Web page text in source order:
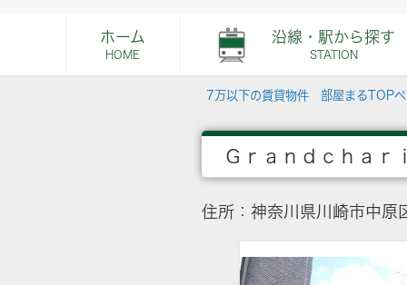
ホーム
HOME
沿線・駅から探す
STATION
7万以下の賃貸物件 部屋まるTOP
Ｇｒａｎｄｃｈａｒ
住所：神奈川県川崎市中